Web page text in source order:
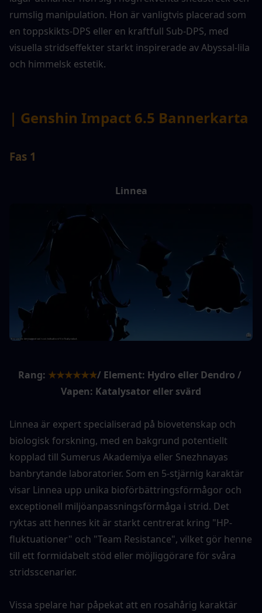
rumslig manipulation. Hon är vanligtvis placerad som
en toppskikts-DPS eller en kraftfull Sub-DPS, med
visuella stridseffekter starkt inspirerade av Abyssal-lila
och himmelsk estetik.
| Genshin Impact 6.5 Bannerkarta
Fas 1
Linnea
Rang: ★★★★★★/ Element: Hydro eller Dendro /
Vapen: Katalysator eller svärd
Linnea är expert specialiserad på biovetenskap och
biologisk forskning, med en bakgrund potentiellt
kopplad till Sumerus Akademiya eller Snezhnayas
banbrytande laboratorier. Som en 5-stjärnig karaktär
visar Linnea upp unika bioförbättringsförmågor och
exceptionell miljöanpassningsförmåga i strid. Det
ryktas att hennes kit är starkt centrerat kring "HP-
fluktuationer" och "Team Resistance", vilket gör henne
till ett formidabelt stöd eller möjliggörare för svåra
stridsscenarier.
Vissa spelare har påpekat att en rosahårig karaktär